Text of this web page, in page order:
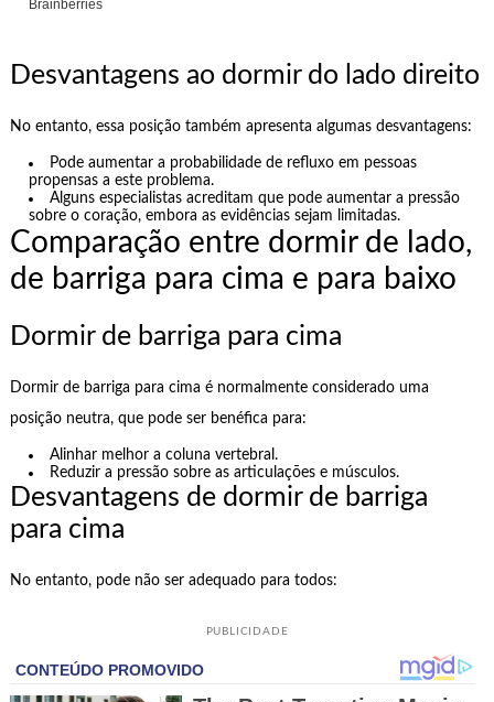
Desvantagens ao dormir do lado direito
No entanto, essa posição também apresenta algumas desvantagens:
Pode aumentar a probabilidade de refluxo em pessoas
propensas a este problema.
Alguns especialistas acreditam que pode aumentar a pressão
sobre o coração, embora as evidências sejam limitadas.
Comparação entre dormir de lado,
de barriga para cima e para baixo
Dormir de barriga para cima
Dormir de barriga para cima é normalmente considerado uma
posição neutra, que pode ser benéfica para:
Alinhar melhor a coluna vertebral.
Reduzir a pressão sobre as articulações e músculos.
Desvantagens de dormir de barriga
para cima
No entanto, pode não ser adequado para todos:
PUBLICIDADE